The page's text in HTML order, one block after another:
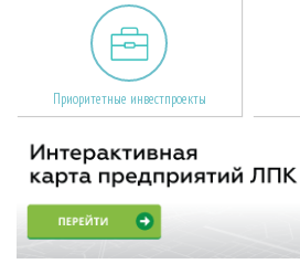
Приоритетные инвестпроекты